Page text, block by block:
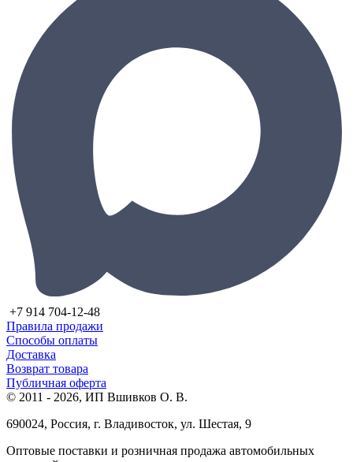
+7 914 704-12-48
Правила продажи
Способы оплаты
Доставка
Возврат товара
Публичная оферта
© 2011 - 2026, ИП Вшивков О. В.
690024, Россия, г. Владивосток, ул. Шестая, 9
Оптовые поставки и розничная продажа автомобильных